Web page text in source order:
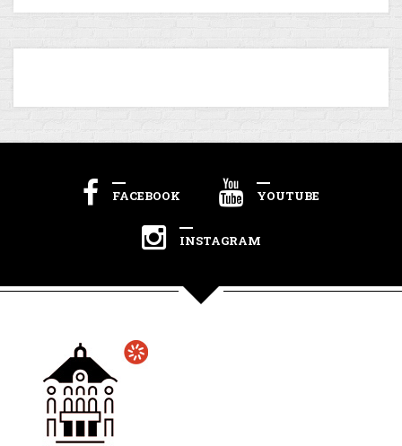
FACEBOOK YOUTUBE
INSTAGRAM